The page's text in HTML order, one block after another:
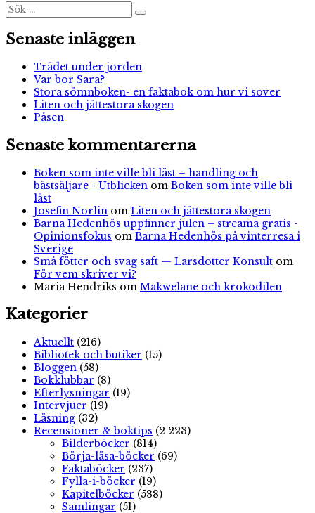
Sök
efter:
Sök
Senaste inläggen
Trädet under jorden
Var bor Sara?
Stora sömnboken- en faktabok om hur vi sover
Liten och jättestora skogen
Påsen
Senaste kommentarerna
Boken som inte ville bli läst – handling och
bästsäljare - Utblicken om Boken som inte ville bli
läst
Josefin Norlin om Liten och jättestora skogen
Barna Hedenhös uppfinner julen – streama gratis -
Opinionsfokus om Barna Hedenhös på vinterresa i
Sverige
Små fötter och svag saft — Larsdotter Konsult om
För vem skriver vi?
Maria Hendriks om Makwelane och krokodilen
Kategorier
Aktuellt (216)
Bibliotek och butiker (15)
Bloggen (58)
Bokklubbar (8)
Efterlysningar (19)
Intervjuer (19)
Läsning (32)
Recensioner & boktips (2 223)
Bilderböcker (814)
Börja-läsa-böcker (69)
Faktaböcker (237)
Fylla-i-böcker (19)
Kapitelböcker (588)
Samlingar (51)